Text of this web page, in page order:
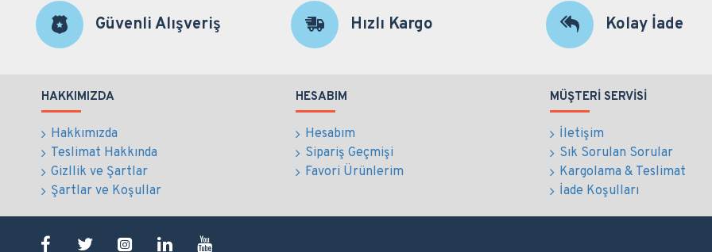
Güvenli Alışveriş Hızlı Kargo Kolay İade
HAKKIMIZDA
Hakkımızda
Teslimat Hakkında
Gizllik ve Şartlar
Şartlar ve Koşullar
HESABIM
Hesabım
Sipariş Geçmişi
Favori Ürünlerim
MÜŞTERI SERVISI
İletişim
Sık Sorulan Sorular
Kargolama & Teslimat
İade Koşulları